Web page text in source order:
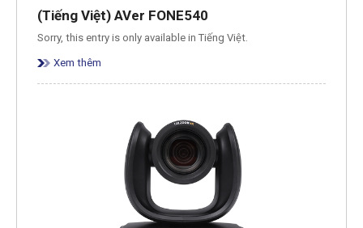
(Tiếng Việt) AVer FONE540
Sorry, this entry is only available in Tiếng Việt.
Xem thêm